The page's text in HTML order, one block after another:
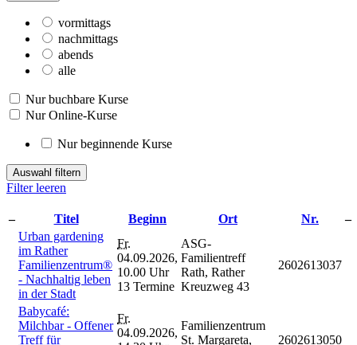
vormittags
nachmittags
abends
alle
Nur buchbare Kurse
Nur Online-Kurse
Nur beginnende Kurse
Auswahl filtern
Filter leeren
– Titel Beginn Ort Nr.
–
Urban gardening
im Rather
Familienzentrum®
- Nachhaltig leben
in der Stadt
Fr.
04.09.2026,
10.00 Uhr
13 Termine
ASG-
Familientreff
Rath, Rather
Kreuzweg 43
2602613037
Babycafé:
Milchbar - Offener
Treff für
Fr.
04.09.2026,
Familienzentrum
St. Margareta,
2602613050